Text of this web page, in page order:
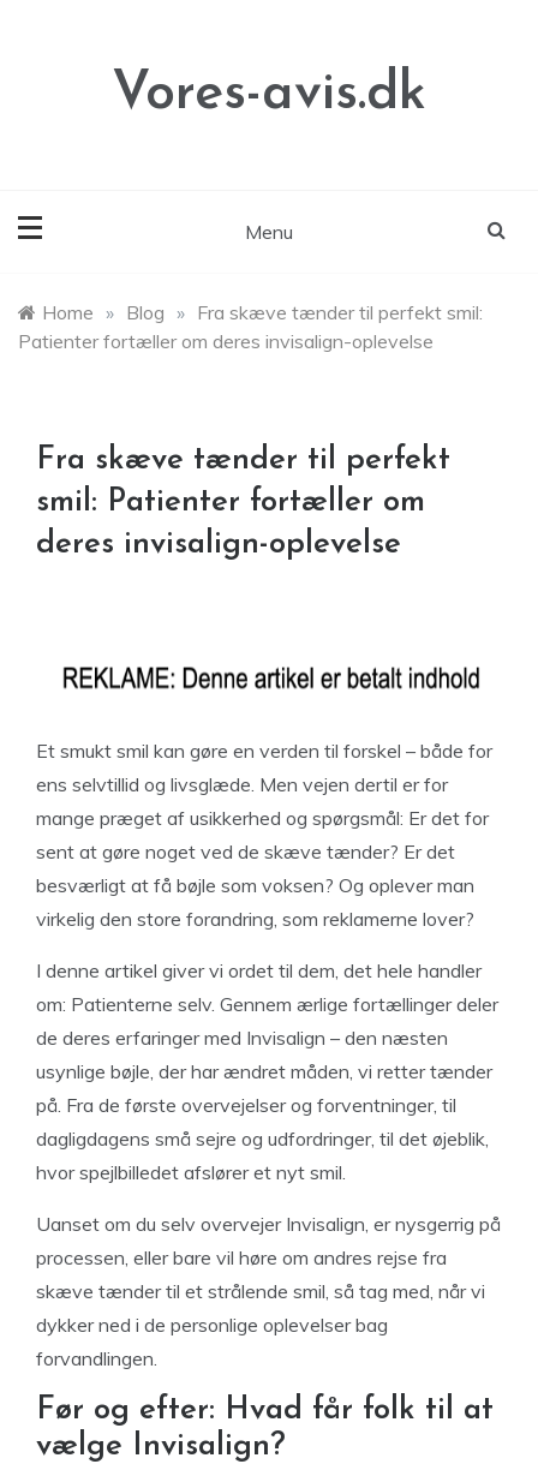
Vores-avis.dk
Menu
Home » Blog » Fra skæve tænder til perfekt smil:
Patienter fortæller om deres invisalign-oplevelse
Fra skæve tænder til perfekt
smil: Patienter fortæller om
deres invisalign-oplevelse
Et smukt smil kan gøre en verden til forskel – både for
ens selvtillid og livsglæde. Men vejen dertil er for
mange præget af usikkerhed og spørgsmål: Er det for
sent at gøre noget ved de skæve tænder? Er det
besværligt at få bøjle som voksen? Og oplever man
virkelig den store forandring, som reklamerne lover?
I denne artikel giver vi ordet til dem, det hele handler
om: Patienterne selv. Gennem ærlige fortællinger deler
de deres erfaringer med Invisalign – den næsten
usynlige bøjle, der har ændret måden, vi retter tænder
på. Fra de første overvejelser og forventninger, til
dagligdagens små sejre og udfordringer, til det øjeblik,
hvor spejlbilledet afslører et nyt smil.
Uanset om du selv overvejer Invisalign, er nysgerrig på
processen, eller bare vil høre om andres rejse fra
skæve tænder til et strålende smil, så tag med, når vi
dykker ned i de personlige oplevelser bag
forvandlingen.
Før og efter: Hvad får folk til at
vælge Invisalign?